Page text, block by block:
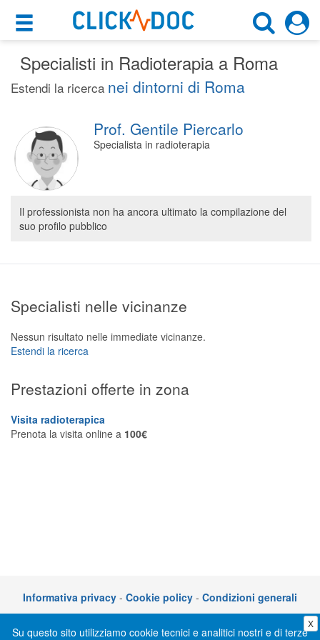
×
Motore di ricerca
×
Cerca uno specialista
Roma (RM)
Cosa possiamo offrirti
Prenota una visita
Ricerca specialisti
Consulti online
(su medicitalia.it)
Planner e rubrica in cloud
Segreteria virtuale
Specialisti in Radioterapia a Roma
Estendi la ricerca nei dintorni di Roma
Prof. Gentile Piercarlo
Specialista in radioterapia
Il professionista non ha ancora ultimato la compilazione del
suo profilo pubblico
Specialisti nelle vicinanze
Nessun risultato nelle immediate vicinanze.
Estendi la ricerca
Prestazioni offerte in zona
Visita radioterapica
Prenota la visita online a 100€
Su questo sito utilizziamo cookie tecnici e analitici nostri e di terze
X
Informativa privacy - Cookie policy - Condizioni generali
CLICKDOC è un servizio di CGM Italia S.r.l. - P.I. 05014030729 – Via adriano